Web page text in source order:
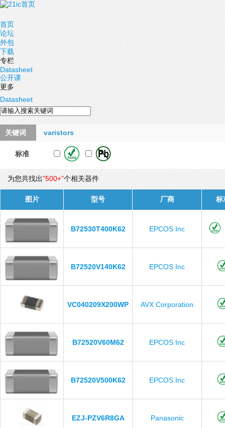
首页
论坛
外包
下载
专栏
Datasheet
公开课
更多
Datasheet
关键词 varistors
标准
为您共找出"500+"个相关器件
图片 型号 厂商 标
B72530T400K62 EPCOS Inc
B72520V140K62 EPCOS Inc
VC040209X200WP AVX Corporation
B72520V60M62 EPCOS Inc
B72520V500K62 EPCOS Inc
EZJ-PZV6R8GA Panasonic